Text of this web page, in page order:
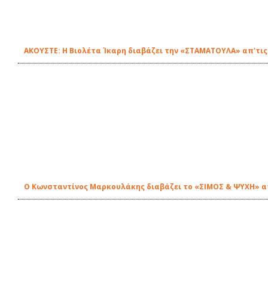
ΑΚΟΥΣΤΕ: Η Βιολέτα Ίκαρη διαβάζει την «ΣΤΑΜΑΤΟΥΛΑ»
Ο Κωνσταντίνος Μαρκουλάκης διαβάζει το «ΣΙΜΟΣ & ΨΥΧΗ»